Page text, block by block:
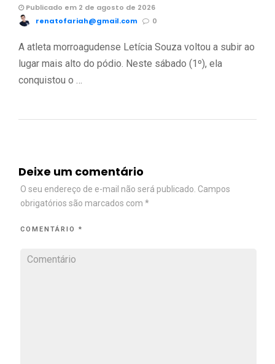
Publicado em 2 de agosto de 2026
renatofariah@gmail.com
0
A atleta morroagudense Letícia Souza voltou a subir ao
lugar mais alto do pódio. Neste sábado (1º), ela
conquistou o …
Deixe um comentário
O seu endereço de e-mail não será publicado. Campos
obrigatórios são marcados com *
COMENTÁRIO *